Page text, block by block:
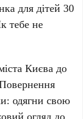
для дітей 30
тебе не
Києва до
одягни свою